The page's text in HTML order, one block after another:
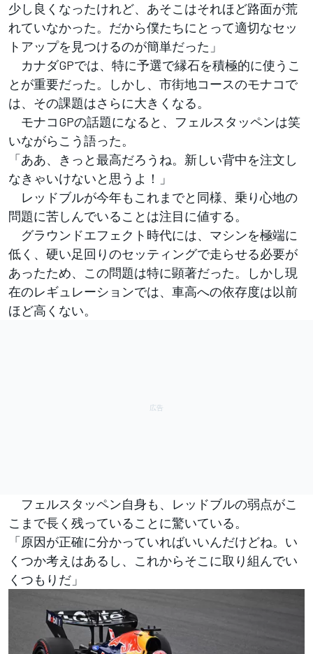
少し良くなったけれど、あそこはそれほど路面が荒
れていなかった。だから僕たちにとって適切なセッ
トアップを見つけるのが簡単だった」
カナダGPでは、特に予選で縁石を積極的に使うこ
とが重要だった。しかし、市街地コースのモナコで
は、その課題はさらに大きくなる。
モナコGPの話題になると、フェルスタッペンは笑
いながらこう語った。
「ああ、きっと最高だろうね。新しい背中を注文し
なきゃいけないと思うよ！」
レッドブルが今年もこれまでと同様、乗り心地の
問題に苦しんでいることは注目に値する。
グラウンドエフェクト時代には、マシンを極端に
低く、硬い足回りのセッティングで走らせる必要が
あったため、この問題は特に顕著だった。しかし現
在のレギュレーションでは、車高への依存度は以前
ほど高くない。
フェルスタッペン自身も、レッドブルの弱点がこ
こまで長く残っていることに驚いている。
「原因が正確に分かっていればいいんだけどね。い
くつか考えはあるし、これからそこに取り組んでい
くつもりだ」